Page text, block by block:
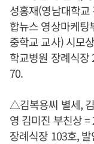
성홍재(영남대학
합뉴스 영상마케팅
중학교 교사) 시모
학교병원 장례식장
70.
△김복용씨 별세,
영 김미진 부친상
장례식장 103호,